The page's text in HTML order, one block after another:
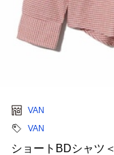
VAN
VAN
ショートBDシャツ